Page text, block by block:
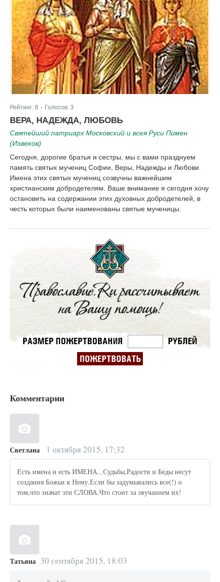
Рейтинг: 8 Голосов: 3
ВЕРА, НАДЕЖДА, ЛЮБОВЬ
Святейший патриарх Московский и всея Руси Пимен
(Извеков)
Сегодня, дорогие братья и сестры, мы с вами празднуем
память святых мучениц Софии, Веры, Надежды и Любови.
Имена этих святых мучениц созвучны важнейшим
христианским добродетелям. Ваше внимание я сегодня хочу
остановить на содержании этих духовных добродетелей, в
честь которых были наименованы святые мученицы.
Комментарии
Светлана 1 октября 2015, 17:32
Есть имена и есть ИМЕНА...Судьбы,Радости и Беды несут
создания Божьи к Нему.Если бы задумывались все(!) о
том,что значат эти СЛОВА.Что стоит за звучанием их!
Татьяна 30 сентября 2015, 18:03